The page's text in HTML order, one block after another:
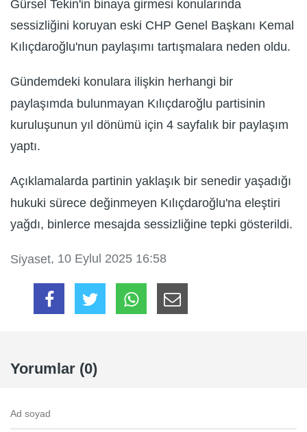
Gürsel Tekin'in binaya girmesi konularında
sessizliğini koruyan eski CHP Genel Başkanı Kemal
Kılıçdaroğlu'nun paylaşımı tartışmalara neden oldu.
Gündemdeki konulara ilişkin herhangi bir
paylaşımda bulunmayan Kılıçdaroğlu partisinin
kuruluşunun yıl dönümü için 4 sayfalık bir paylaşım
yaptı.
Açıklamalarda partinin yaklaşık bir senedir yaşadığı
hukuki sürece değinmeyen Kılıçdaroğlu'na eleştiri
yağdı, binlerce mesajda sessizliğine tepki gösterildi.
Siyaset, 10 Eylul 2025 16:58
Yorumlar (0)